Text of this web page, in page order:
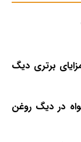
برتری دیگ
در دیگ روغن